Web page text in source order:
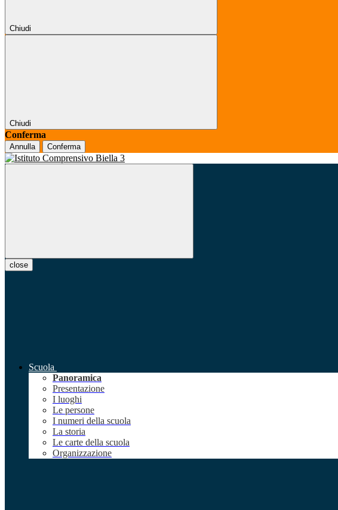
Chiudi
Chiudi
Conferma
Annulla Conferma
close
Scuola
Panoramica
Presentazione
I luoghi
Le persone
I numeri della scuola
La storia
Le carte della scuola
Organizzazione